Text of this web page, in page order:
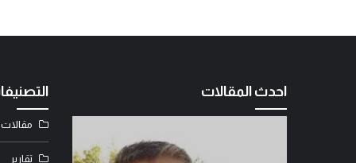
احدث المقالات
مقالات
تقارير